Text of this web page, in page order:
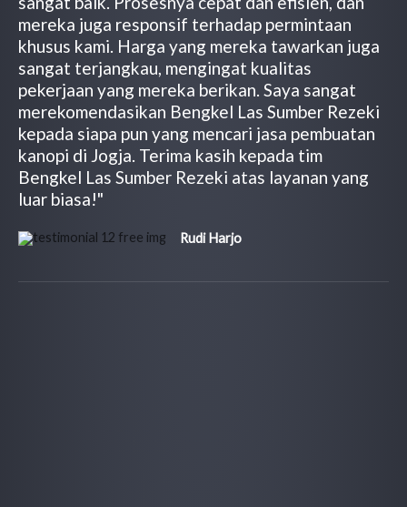
mereka juga responsif terhadap permintaan
khusus kami. Harga yang mereka tawarkan juga
sangat terjangkau, mengingat kualitas
pekerjaan yang mereka berikan. Saya sangat
merekomendasikan Bengkel Las Sumber Rezeki
kepada siapa pun yang mencari jasa pembuatan
kanopi di Jogja. Terima kasih kepada tim
Bengkel Las Sumber Rezeki atas layanan yang
luar biasa!"
Rudi Harjo